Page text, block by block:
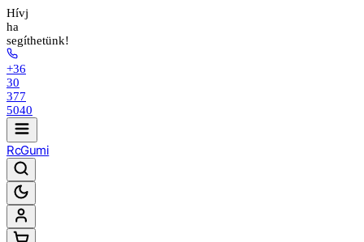
Hívj
ha
segíthetünk!
+36
30
377
5040
RcGumi